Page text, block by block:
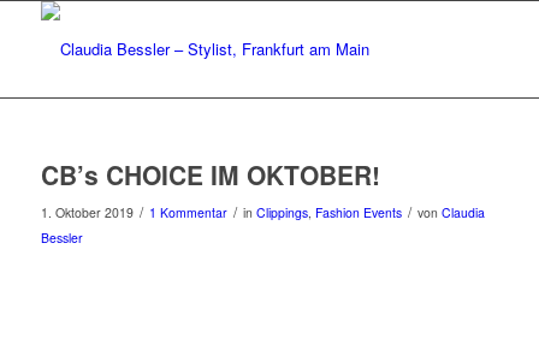
CB’s CHOICE IM OKTOBER!
1. Oktober 2019 / 1 Kommentar / in Clippings, Fashion Events / von Claudia
Bessler